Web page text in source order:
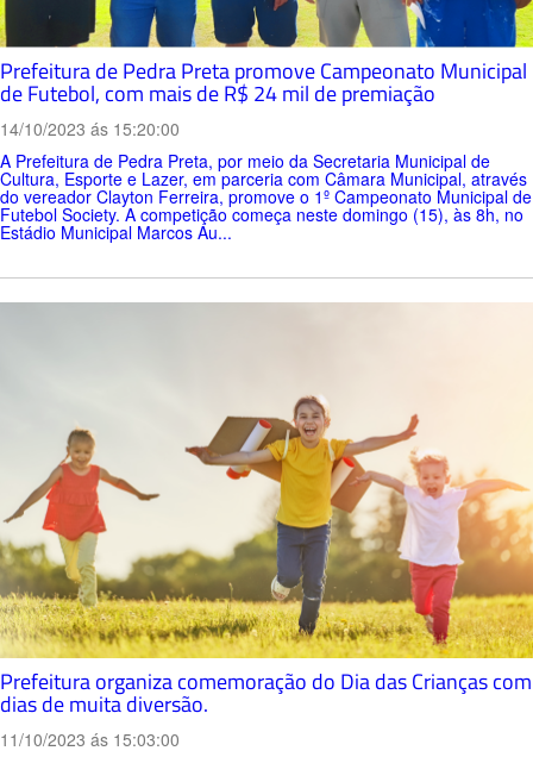
Prefeitura de Pedra Preta promove Campeonato Municipal
de Futebol, com mais de R$ 24 mil de premiação
14/10/2023 ás 15:20:00
A Prefeitura de Pedra Preta, por meio da Secretaria Municipal de
Cultura, Esporte e Lazer, em parceria com Câmara Municipal, através
do vereador Clayton Ferreira, promove o 1º Campeonato Municipal de
Futebol Society. A competição começa neste domingo (15), às 8h, no
Estádio Municipal Marcos Au...
Prefeitura organiza comemoração do Dia das Crianças com
dias de muita diversão.
11/10/2023 ás 15:03:00